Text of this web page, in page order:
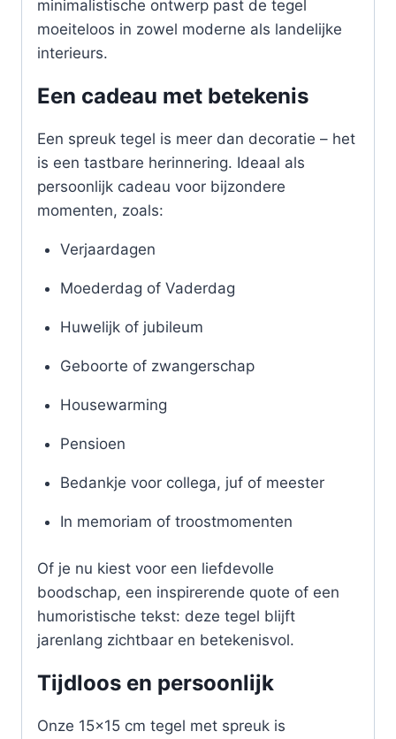
minimalistische ontwerp past de tegel
moeiteloos in zowel moderne als landelijke
interieurs.
Een cadeau met betekenis
Een spreuk tegel is meer dan decoratie – het
is een tastbare herinnering. Ideaal als
persoonlijk cadeau voor bijzondere
momenten, zoals:
Verjaardagen
Moederdag of Vaderdag
Huwelijk of jubileum
Geboorte of zwangerschap
Housewarming
Pensioen
Bedankje voor collega, juf of meester
In memoriam of troostmomenten
Of je nu kiest voor een liefdevolle
boodschap, een inspirerende quote of een
humoristische tekst: deze tegel blijft
jarenlang zichtbaar en betekenisvol.
Tijdloos en persoonlijk
Onze 15×15 cm tegel met spreuk is